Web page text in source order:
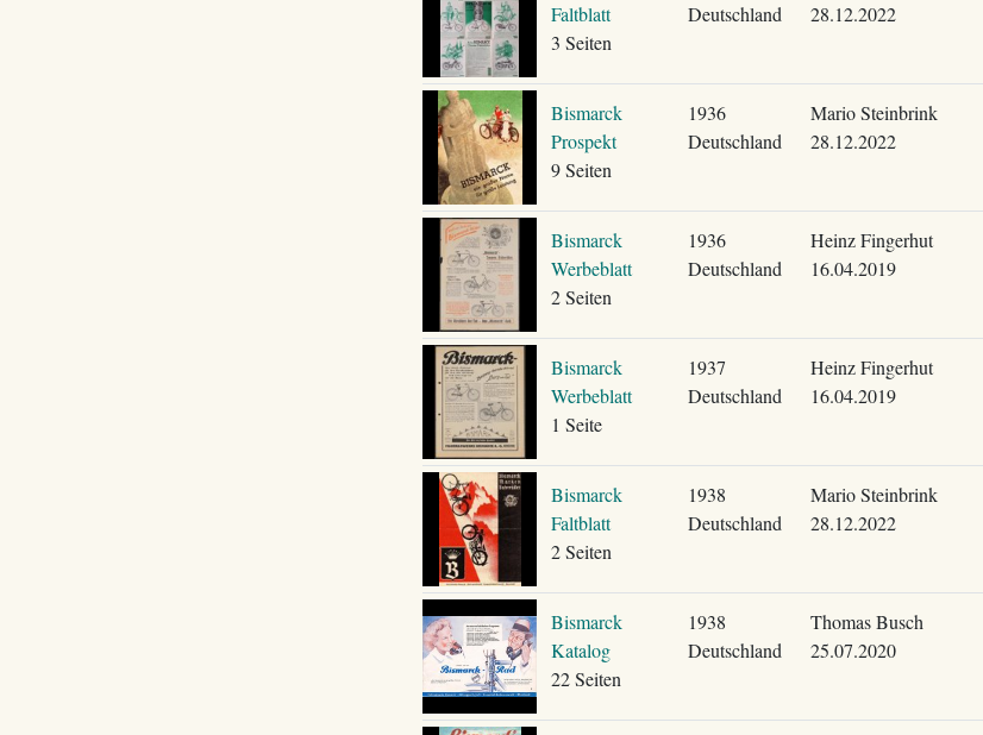
Faltblatt
3 Seiten
Deutschland
28.12.2022
Bismarck
Prospekt
9 Seiten
1936
Deutschland
Mario Steinbrink
28.12.2022
Bismarck
Werbeblatt
2 Seiten
1936
Deutschland
Heinz Fingerhut
16.04.2019
Bismarck
Werbeblatt
1 Seite
1937
Deutschland
Heinz Fingerhut
16.04.2019
Bismarck
Faltblatt
2 Seiten
1938
Deutschland
Mario Steinbrink
28.12.2022
Bismarck
Katalog
22 Seiten
1938
Deutschland
Thomas Busch
25.07.2020